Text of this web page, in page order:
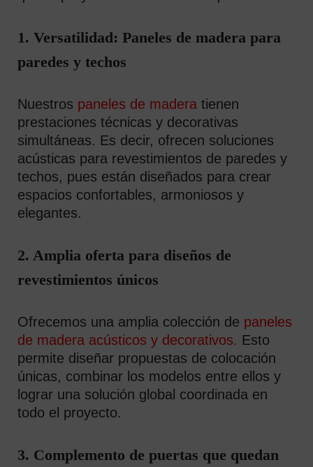
1. Versatilidad: Paneles de madera para
paredes y techos
Nuestros paneles de madera tienen
prestaciones técnicas y decorativas
simultáneas. Es decir, ofrecen soluciones
acústicas para revestimientos de paredes y
techos, pues están diseñados para crear
espacios confortables, armoniosos y
elegantes.
2. Amplia oferta para diseños de
revestimientos únicos
Ofrecemos una amplia colección de paneles
de madera acústicos y decorativos. Esto
permite diseñar propuestas de colocación
únicas, combinar los modelos entre ellos y
lograr una solución global coordinada en
todo el proyecto.
3. Complemento de puertas que quedan